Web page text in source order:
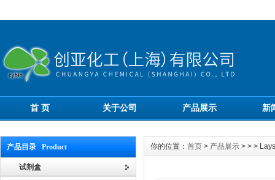
首 页 关于公司 产品展示 新
产品目录 Product
试剂盒
你的位置： 首页 > 产品展示 > > >